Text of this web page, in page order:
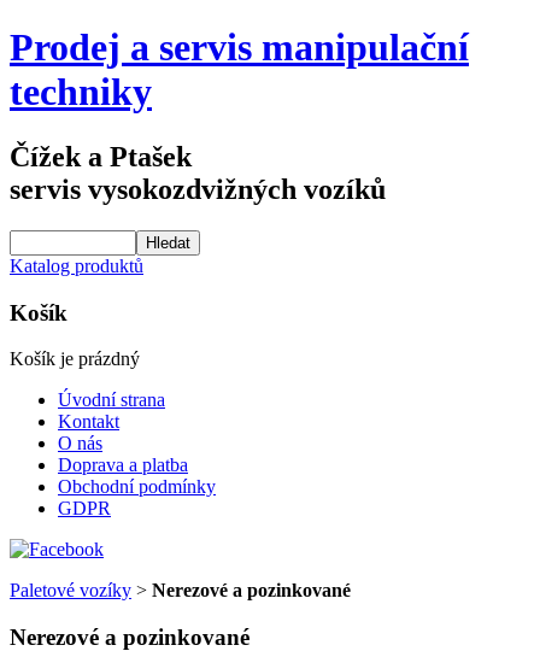
Prodej a servis manipulační
techniky
Čížek a Ptašek
servis vysokozdvižných vozíků
Katalog produktů
Košík
Košík je prázdný
Úvodní strana
Kontakt
O nás
Doprava a platba
Obchodní podmínky
GDPR
Paletové vozíky > Nerezové a pozinkované
Nerezové a pozinkované